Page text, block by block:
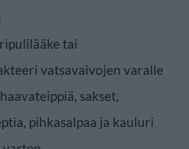
tai
vatsavaivojen varalle
sakset,
pihkasalpaa ja kauluri